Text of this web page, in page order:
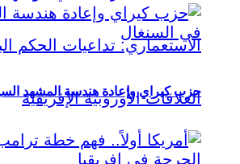
حزب كيراي وإعادة هندسة المشهد